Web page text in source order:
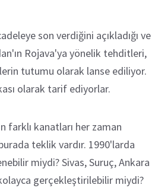
son verdiğini açıkladığı ve
Rojava'ya yönelik tehditleri,
tutumu olarak lanse ediliyor.
olarak tarif ediyorlar.
farklı kanatları her zaman
teklik vardır. 1990'larda
miydi? Sivas, Suruç, Ankara
gerçekleştirilebilir miydi?